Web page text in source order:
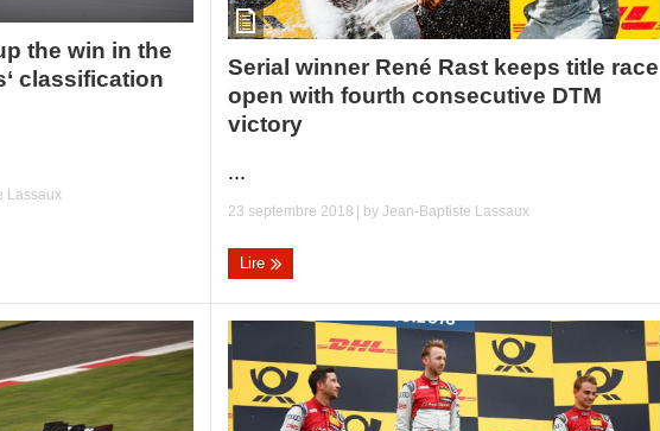
the win in the
classification
Lassaux
Serial winner René Rast keeps title race
open with fourth consecutive DTM
victory
...
23 septembre 2018 | byJean-Baptiste Lassaux
Lire